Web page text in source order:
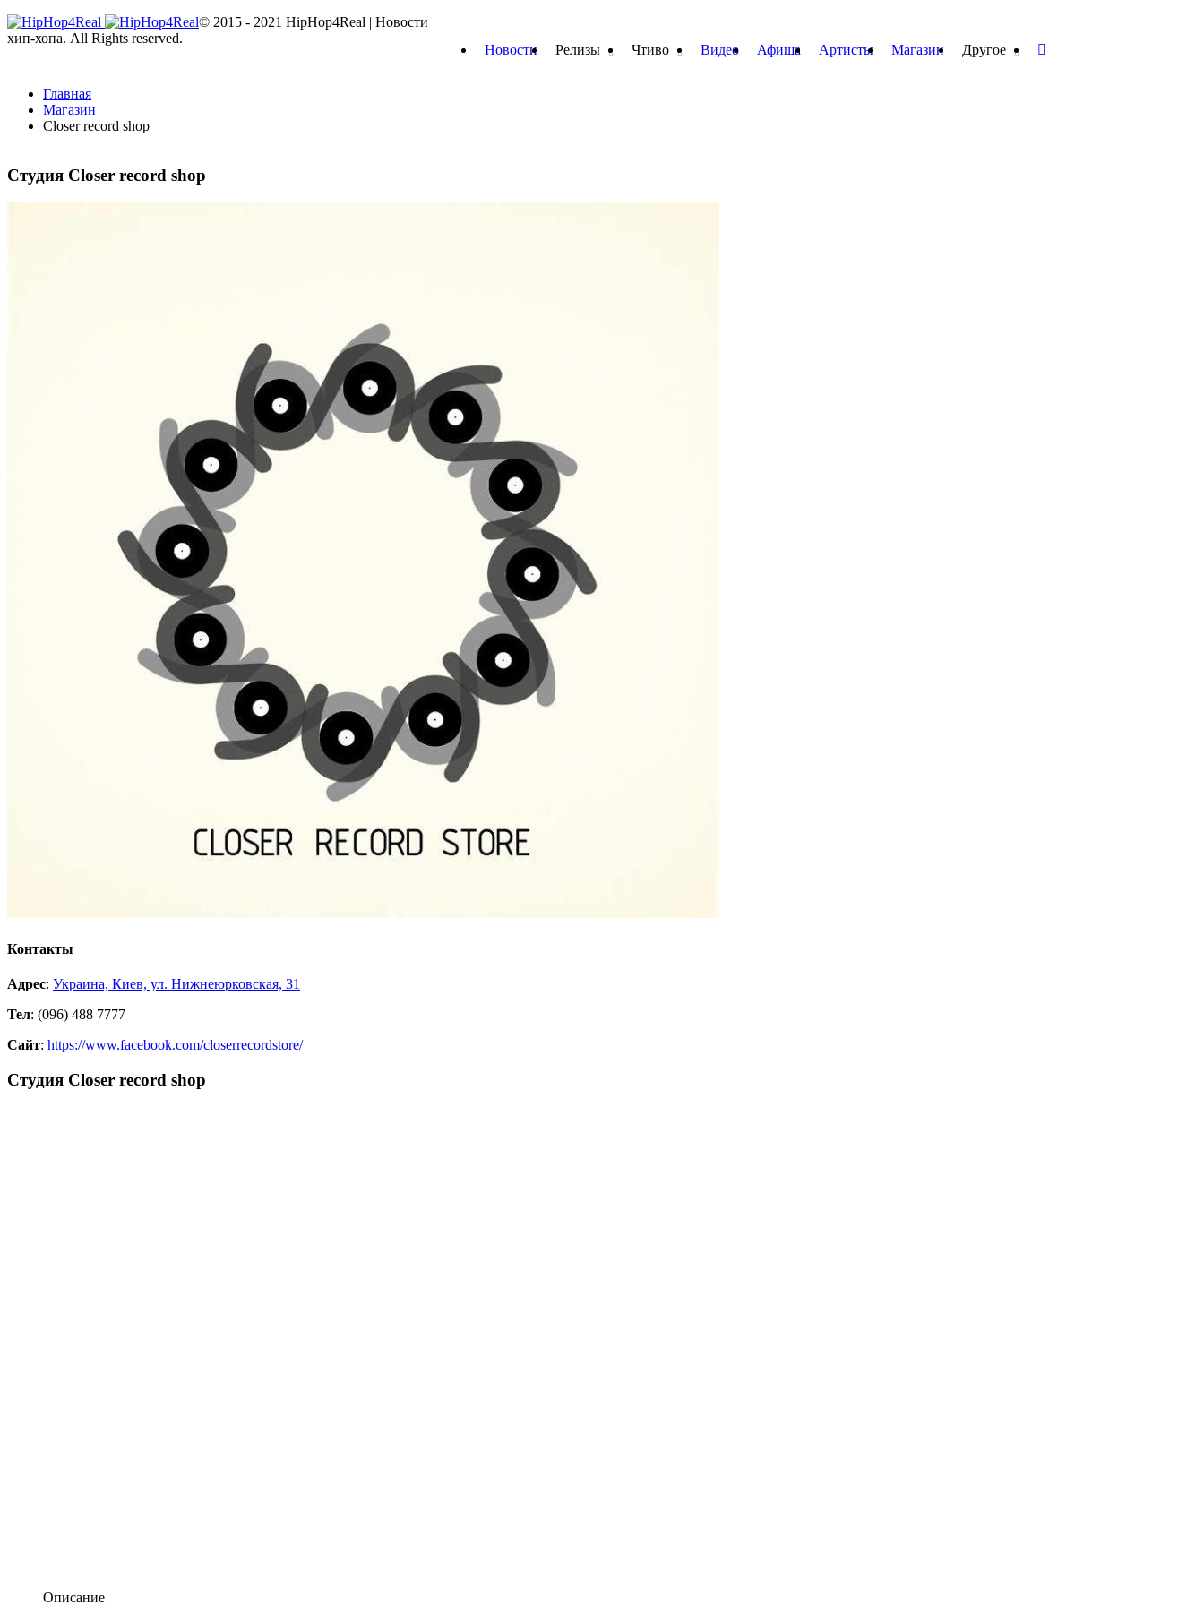
Новости Релизы Чтиво Видео Афиша Артисты Магазин Другое
Главная
Магазин
Closer record shop
5
4
3
Студия Closer record shop
Контакты
Адрес: Украина, Киев, ул. Нижнеюрковская, 31
Тел: (096) 488 7777
Сайт: https://www.facebook.com/closerrecordstore/
Студия Closer record shop
Описание
© 2015 - 2021 HipHop4Real | Новости
хип-хопа. All Rights reserved.